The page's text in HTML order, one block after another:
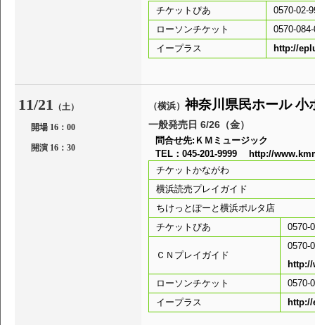
チケットぴあ
0570-02-
ローソンチケット
0570-
イープラス
http://
11/21 （土）
開場 16：00
開演 16：30
（横浜）神奈川県民ホール 小
一般発売日 6/26（金）
問合せ先:ＫＭミュージック
TEL：045-201-9999
http://
チケットかながわ
横浜読売プレイガイド
ちけっとぽーと横浜ポルタ店
チケットぴあ
0570-
ＣＮプレイガイド
0570-
ローソンチケット
0570-
イープラス